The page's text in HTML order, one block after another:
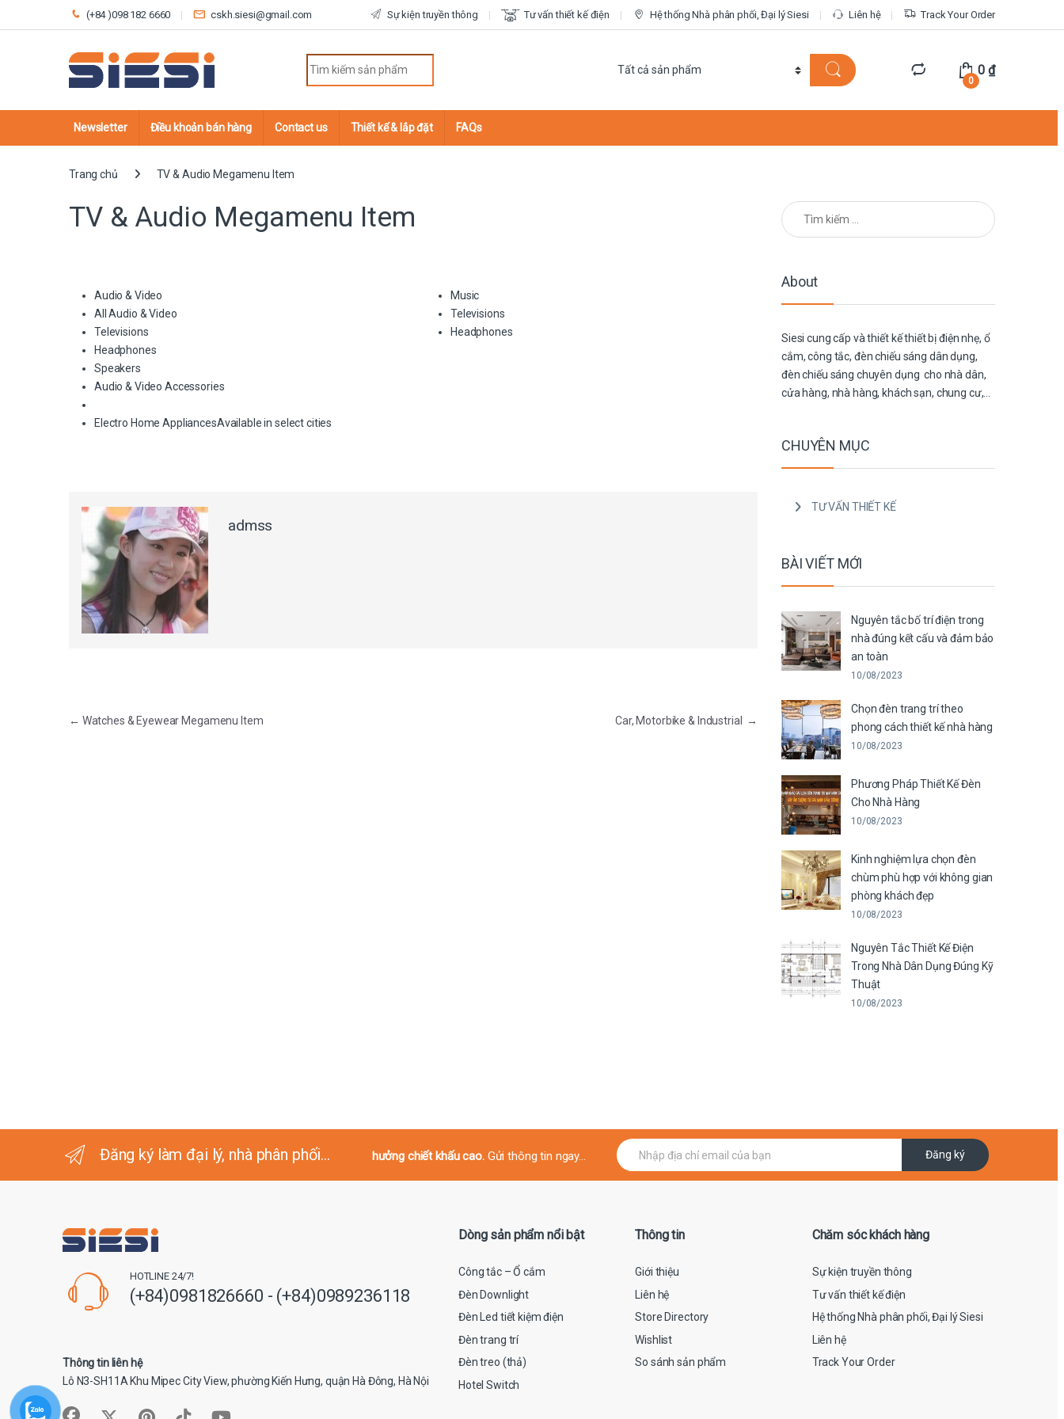
Skip to navigation
Skip to content
(+84 )098 182 6660 cskh.siesi@gmail.com Sự kiện truyền thông Tư vấn thiết kế điện Hệ thống Nhà phân phối, Đại lý Siesi Liên hệ Track Your Order
0
0₫
Newsletter Điều khoản bán hàng Contact us Thiết kế & lắp đặt FAQs
Trang chủ TV & Audio Megamenu Item
TV & Audio Megamenu Item
Audio & Video
All Audio & Video
Televisions
Headphones
Speakers
Audio & Video Accessories
Electro Home AppliancesAvailable in select cities
Music
Televisions
Headphones
admss
Điều hướng bài viết
← Watches & Eyewear Megamenu Item Car, Motorbike & Industrial →
Tìm kiếm cho:
About
Siesi cung cấp và thiết kế thiết bị điện nhẹ, ổ
cắm, công tắc, đèn chiếu sáng dân dụng,
đèn chiếu sáng chuyên dụng cho nhà dân,
cửa hàng, nhà hàng, khách sạn, chung cư,…
CHUYÊN MỤC
TƯ VẤN THIẾT KẾ
BÀI VIẾT MỚI
Nguyên tắc bố trí điện trong
nhà đúng kết cấu và đảm bảo
an toàn
10/08/2023
Chọn đèn trang trí theo
phong cách thiết kế nhà hàng
10/08/2023
Phương Pháp Thiết Kế Đèn
Cho Nhà Hàng
10/08/2023
Kinh nghiệm lựa chọn đèn
chùm phù hợp với không gian
phòng khách đẹp
10/08/2023
Nguyên Tắc Thiết Kế Điện
Trong Nhà Dân Dụng Đúng Kỹ
Thuật
10/08/2023
Đăng ký làm đại lý, nhà phân phối... hưởng chiết khấu cao. Gửi thông tin ngay...
E
m
Đăng ký
HOTLINE 24/7!
(+84)0981826660 - (+84)0989236118
Thông tin liên hệ
Lô N3-SH11A Khu Mipec City View, phường Kiến Hưng, quận Hà Đông, Hà Nội
Dòng sản phẩm nổi bật
Công tắc – Ổ cắm
Đèn Downlight
Đèn Led tiết kiệm điện
Đèn trang trí
Đèn treo (thả)
Hotel Switch
Thông tin
Giới thiệu
Liên hệ
Store Directory
Wishlist
So sánh sản phẩm
Chăm sóc khách hàng
Sự kiện truyền thông
Tư vấn thiết kế điện
Hệ thống Nhà phân phối, Đại lý Siesi
Liên hệ
Track Your Order